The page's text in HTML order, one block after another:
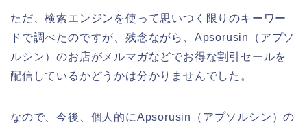
ただ、検索エンジンを使って思いつく限りのキーワー
ドで調べたのですが、残念ながら、Apsorusin（アプソ
ルシン）のお店がメルマガなどでお得な割引セールを
配信しているかどうかは分かりませんでした。
なので、今後、個人的にApsorusin（アプソルシン）の